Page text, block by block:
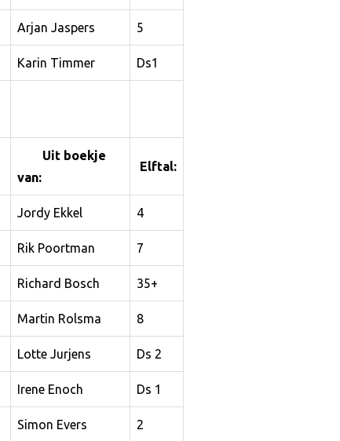
Arjan Jaspers 5
Karin Timmer Ds1
Uit boekje
van:
Elftal:
Jordy Ekkel 4
Rik Poortman 7
Richard Bosch 35+
Martin Rolsma 8
Lotte Jurjens Ds 2
Irene Enoch Ds 1
Simon Evers 2